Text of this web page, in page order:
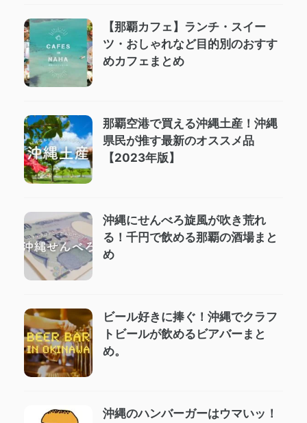
【那覇カフェ】ランチ・スイー
ツ・おしゃれなど目的別のおすす
めカフェまとめ
那覇空港で買える沖縄土産！沖縄
県民が推す最新のオススメ品
【2023年版】
沖縄にせんべろ旋風が吹き荒れ
る！千円で飲める那覇の酒場まと
め
ビール好きに捧ぐ！沖縄でクラフ
トビールが飲めるビアバーまと
め。
沖縄のハンバーガーはウマいッ！